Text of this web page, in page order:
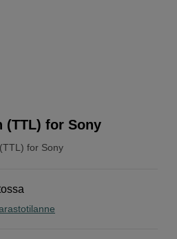
for Sony
(TTL) for Sony